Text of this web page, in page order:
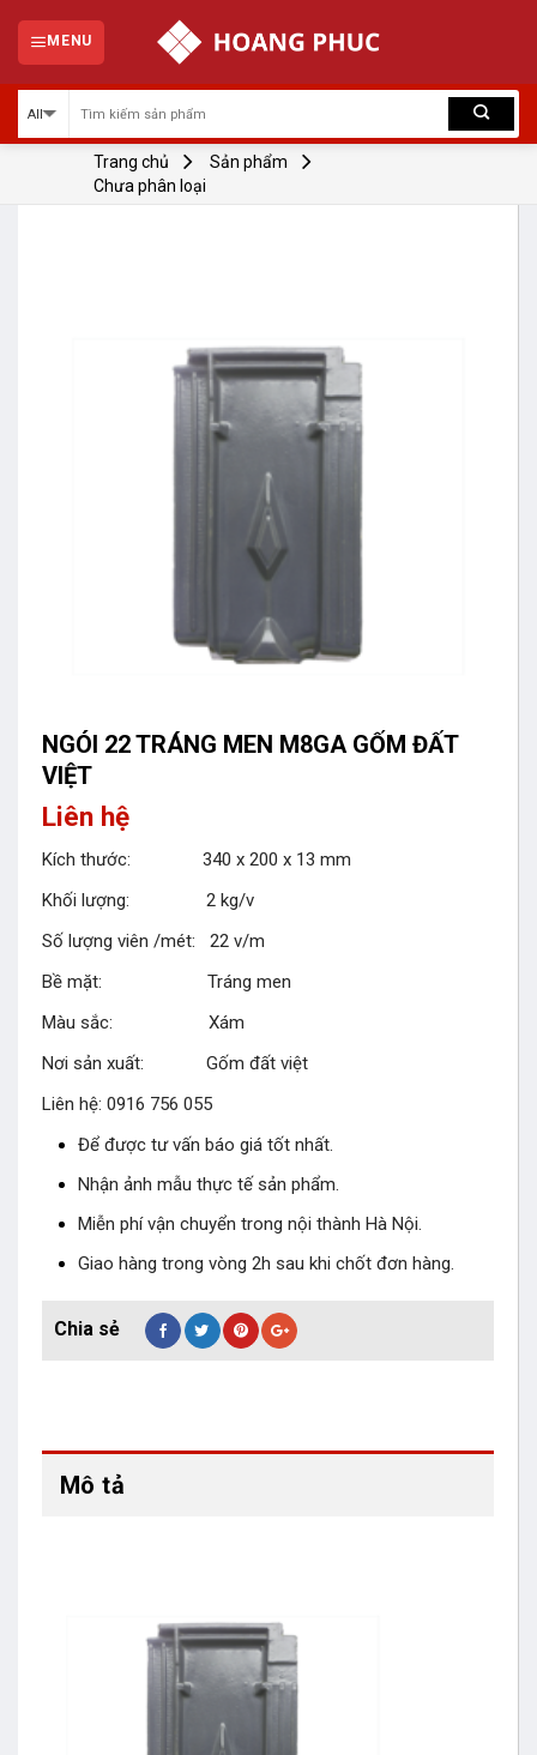
content
MENU
Trang chủ
Sản phẩm
Chưa phân loại
NGÓI 22 TRÁNG MEN M8GA GỐM ĐẤT
VIỆT
Liên hệ
Kích thước: 340 x 200 x 13 mm
Khối lượng: 2 kg/v
Số lượng viên /mét: 22 v/m
Bề mặt: Tráng men
Màu sắc: Xám
Nơi sản xuất: Gốm đất việt
Liên hệ: 0916 756 055
Để được tư vấn báo giá tốt nhất.
Nhận ảnh mẫu thực tế sản phẩm.
Miễn phí vận chuyển trong nội thành Hà Nội.
Giao hàng trong vòng 2h sau khi chốt đơn hàng.
Mô tả